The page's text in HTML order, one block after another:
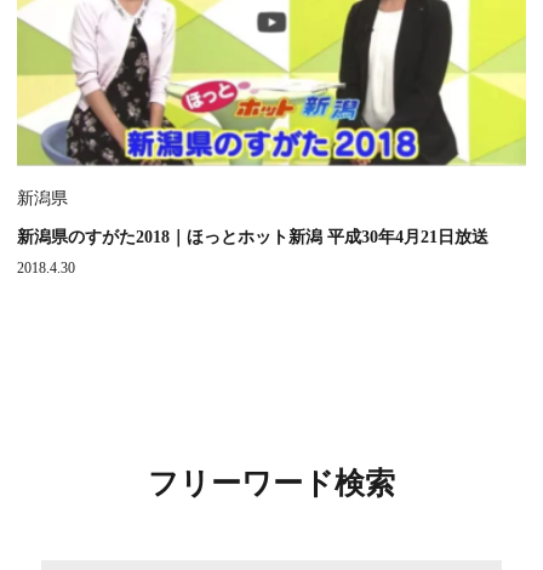
新潟県
新潟県のすがた2018｜ほっとホット新潟 平成30年4月21日放送
2018.4.30
フリーワード検索